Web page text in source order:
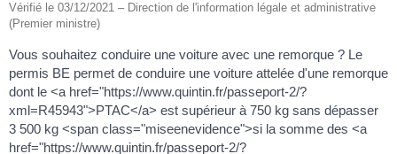
Vérifié le 03/12/2021 – Direction de l'information légale et administrative
(Premier ministre)
Vous souhaitez conduire une voiture avec une remorque ? Le
permis BE permet de conduire une voiture attelée d'une remorque
dont le <a href="https://www.quintin.fr/passeport-2/?
xml=R45943">PTAC</a> est supérieur à 750 kg sans dépasser
3 500 kg <span class="miseenevidence">si la somme des <a
href="https://www.quintin.fr/passeport-2/?